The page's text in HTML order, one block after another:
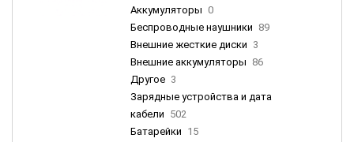
Аккумуляторы 0
Беспроводные наушники 89
Внешние жесткие диски 3
Внешние аккумуляторы 86
Другое 3
Зарядные устройства и дата
кабели 502
Батарейки 15